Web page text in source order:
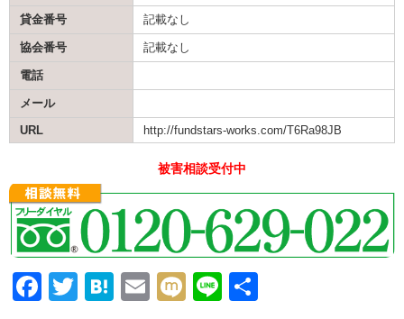
貸金番号 記載なし
協会番号 記載なし
電話
メール
URL
http://fundstars-works.com/T6Ra98JB
被害相談受付中
F
T
H
E
M Li